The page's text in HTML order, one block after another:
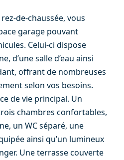
de-chaussée, vous
garage pouvant
Celui-ci dispose
d’une salle d’eau ainsi
offrant de nombreuses
selon vos besoins.
de vie principal. Un
chambres confortables,
un WC séparé, une
ainsi qu’un lumineux
Une terrasse couverte